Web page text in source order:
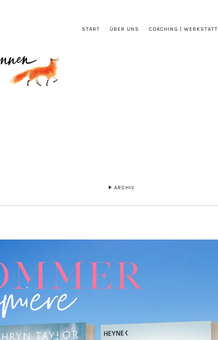
START ÜBER UNS COACHING | WERKSTATT
ARCHIV